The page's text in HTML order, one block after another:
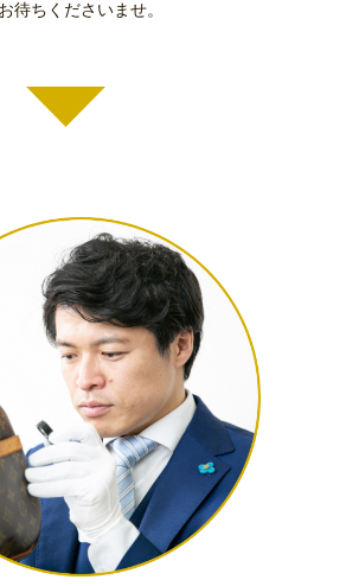
お待ちくださいませ。